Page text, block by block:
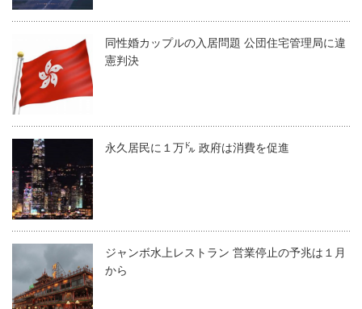
同性婚カップルの入居問題 公団住宅管理局に違
憲判決
永久居民に１万㌦ 政府は消費を促進
ジャンボ水上レストラン 営業停止の予兆は１月
から